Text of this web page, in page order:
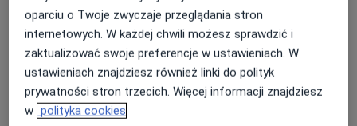
150 zł - 200 zł Szczegóły
Coaching
200 zł Szczegóły
Konsultacja online
oparciu o Twoje zwyczaje przeglądania stron
internetowych. W każdej chwili możesz sprawdzić i
zaktualizować swoje preferencje w ustawieniach. W
ustawieniach znajdziesz również linki do polityk
prywatności stron trzecich. Więcej informacji znajdziesz
w polityka cookies